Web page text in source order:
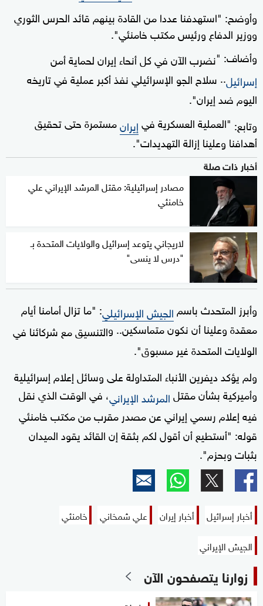
وأوضح: "استهدفنا عددا من القادة بينهم قائد الحرس الثوري
ووزير الدفاع ورئيس مكتب خامنئي".
وأضاف: "نضرب الآن في كل أنحاء إيران لحماية أمن
إسرائيل.. سلاح الجو الإسرائيلي نفذ أكبر عملية في تاريخه
اليوم ضد إيران".
وتابع: "العملية العسكرية فيإيرانمستمرة حتى تحقيق
أهدافنا وعلينا إزالة التهديدات".
أخبار ذات صلة
مصادر إسرائيلية: مقتل المرشد الإيراني علي
خامنئي
لاريجاني يتوعد إسرائيل والولايات المتحدة بـ
"درس لا ينسى"
وأبرز المتحدث باسمالجيش الإسرائيلي: "ما تزال أمامنا أيام
معقدة وعلينا أن نكون متماسكين.. والتنسيق مع شركائنا في
الولايات المتحدة غير مسبوق".
ولم يؤكد ديفرين الأنباء المتداولة على وسائل إعلام إسرائيلية
وأميركية بشأن مقتلالمرشد الإيراني، في الوقت الذي نقل
فيهإعلام رسمي إيراني عن مصدر مقرب من مكتب خامنئي
قوله: "أستطيع أن أقول لكم بثقة إن القائد يقود الميدان
بثبات وبحزم".
أخبار إسرائيل أخبار إيران علي شمخاني
خامنئي
الجيش الإيراني
زوارنا يتصفحون الآن